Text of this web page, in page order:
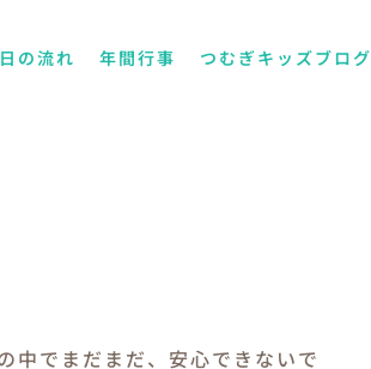
の流れ 年間行事 つむぎキッズブログ
中でまだまだ、安心できないで